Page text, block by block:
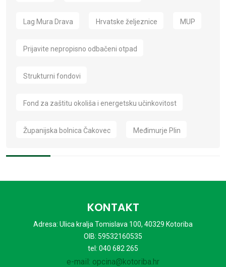
Lag Mura Drava Hrvatske željeznice MUP
Prijavite nepropisno odbačeni otpad
Strukturni fondovi
Fond za zaštitu okoliša i energetsku učinkovitost
Županijska bolnica Čakovec Međimurje Plin
KONTAKT
Adresa: Ulica kralja Tomislava 100, 40329 Kotoriba
OIB: 59532160535
tel: 040 682 265
e-mail: opcina@kotoriba.hr